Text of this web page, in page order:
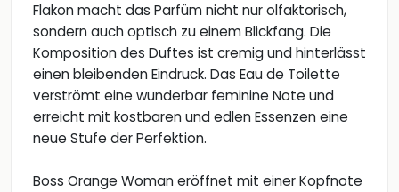
Flakon macht das Parfüm nicht nur olfaktorisch,
sondern auch optisch zu einem Blickfang. Die
Komposition des Duftes ist cremig und hinterlässt
einen bleibenden Eindruck. Das Eau de Toilette
verströmt eine wunderbar feminine Note und
erreicht mit kostbaren und edlen Essenzen eine
neue Stufe der Perfektion.
Boss Orange Woman eröffnet mit einer Kopfnote